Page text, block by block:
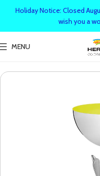
MENU
Holiday Notice: Closed
wish you a